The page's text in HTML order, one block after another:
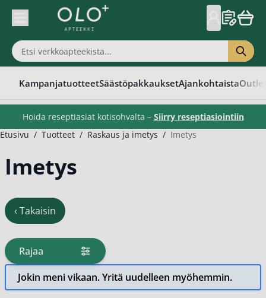
Skip to Content
KampanjatuotteetSäästöpakkauksetAjankohtaista
Hoida reseptiasiat kotisohvalta – Siirry reseptiasiointiin
Etusivu / Tuotteet / Raskaus ja imetys / Imetys
Imetys
Rajaa
tuotteita
Jokin meni vikaan. Yritä uudelleen myöhemmin.
‹ Takaisin